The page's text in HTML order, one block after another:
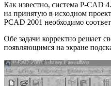
Как известно, система P-CAD
на принятую в исходном
PCAD 2001 необходимо
Обе задачи корректно решает
появляющимся на экране